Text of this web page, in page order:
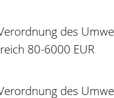
erordnung des
80-6000 EUR
erordnung des